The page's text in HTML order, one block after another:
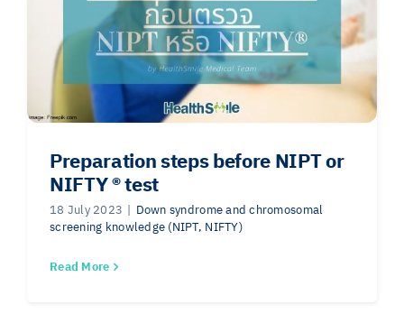
Preparation steps before NIPT or
NIFTY ®️ test
18 July 2023 | Down syndrome and chromosomal
screening knowledge (NIPT, NIFTY)
Read More